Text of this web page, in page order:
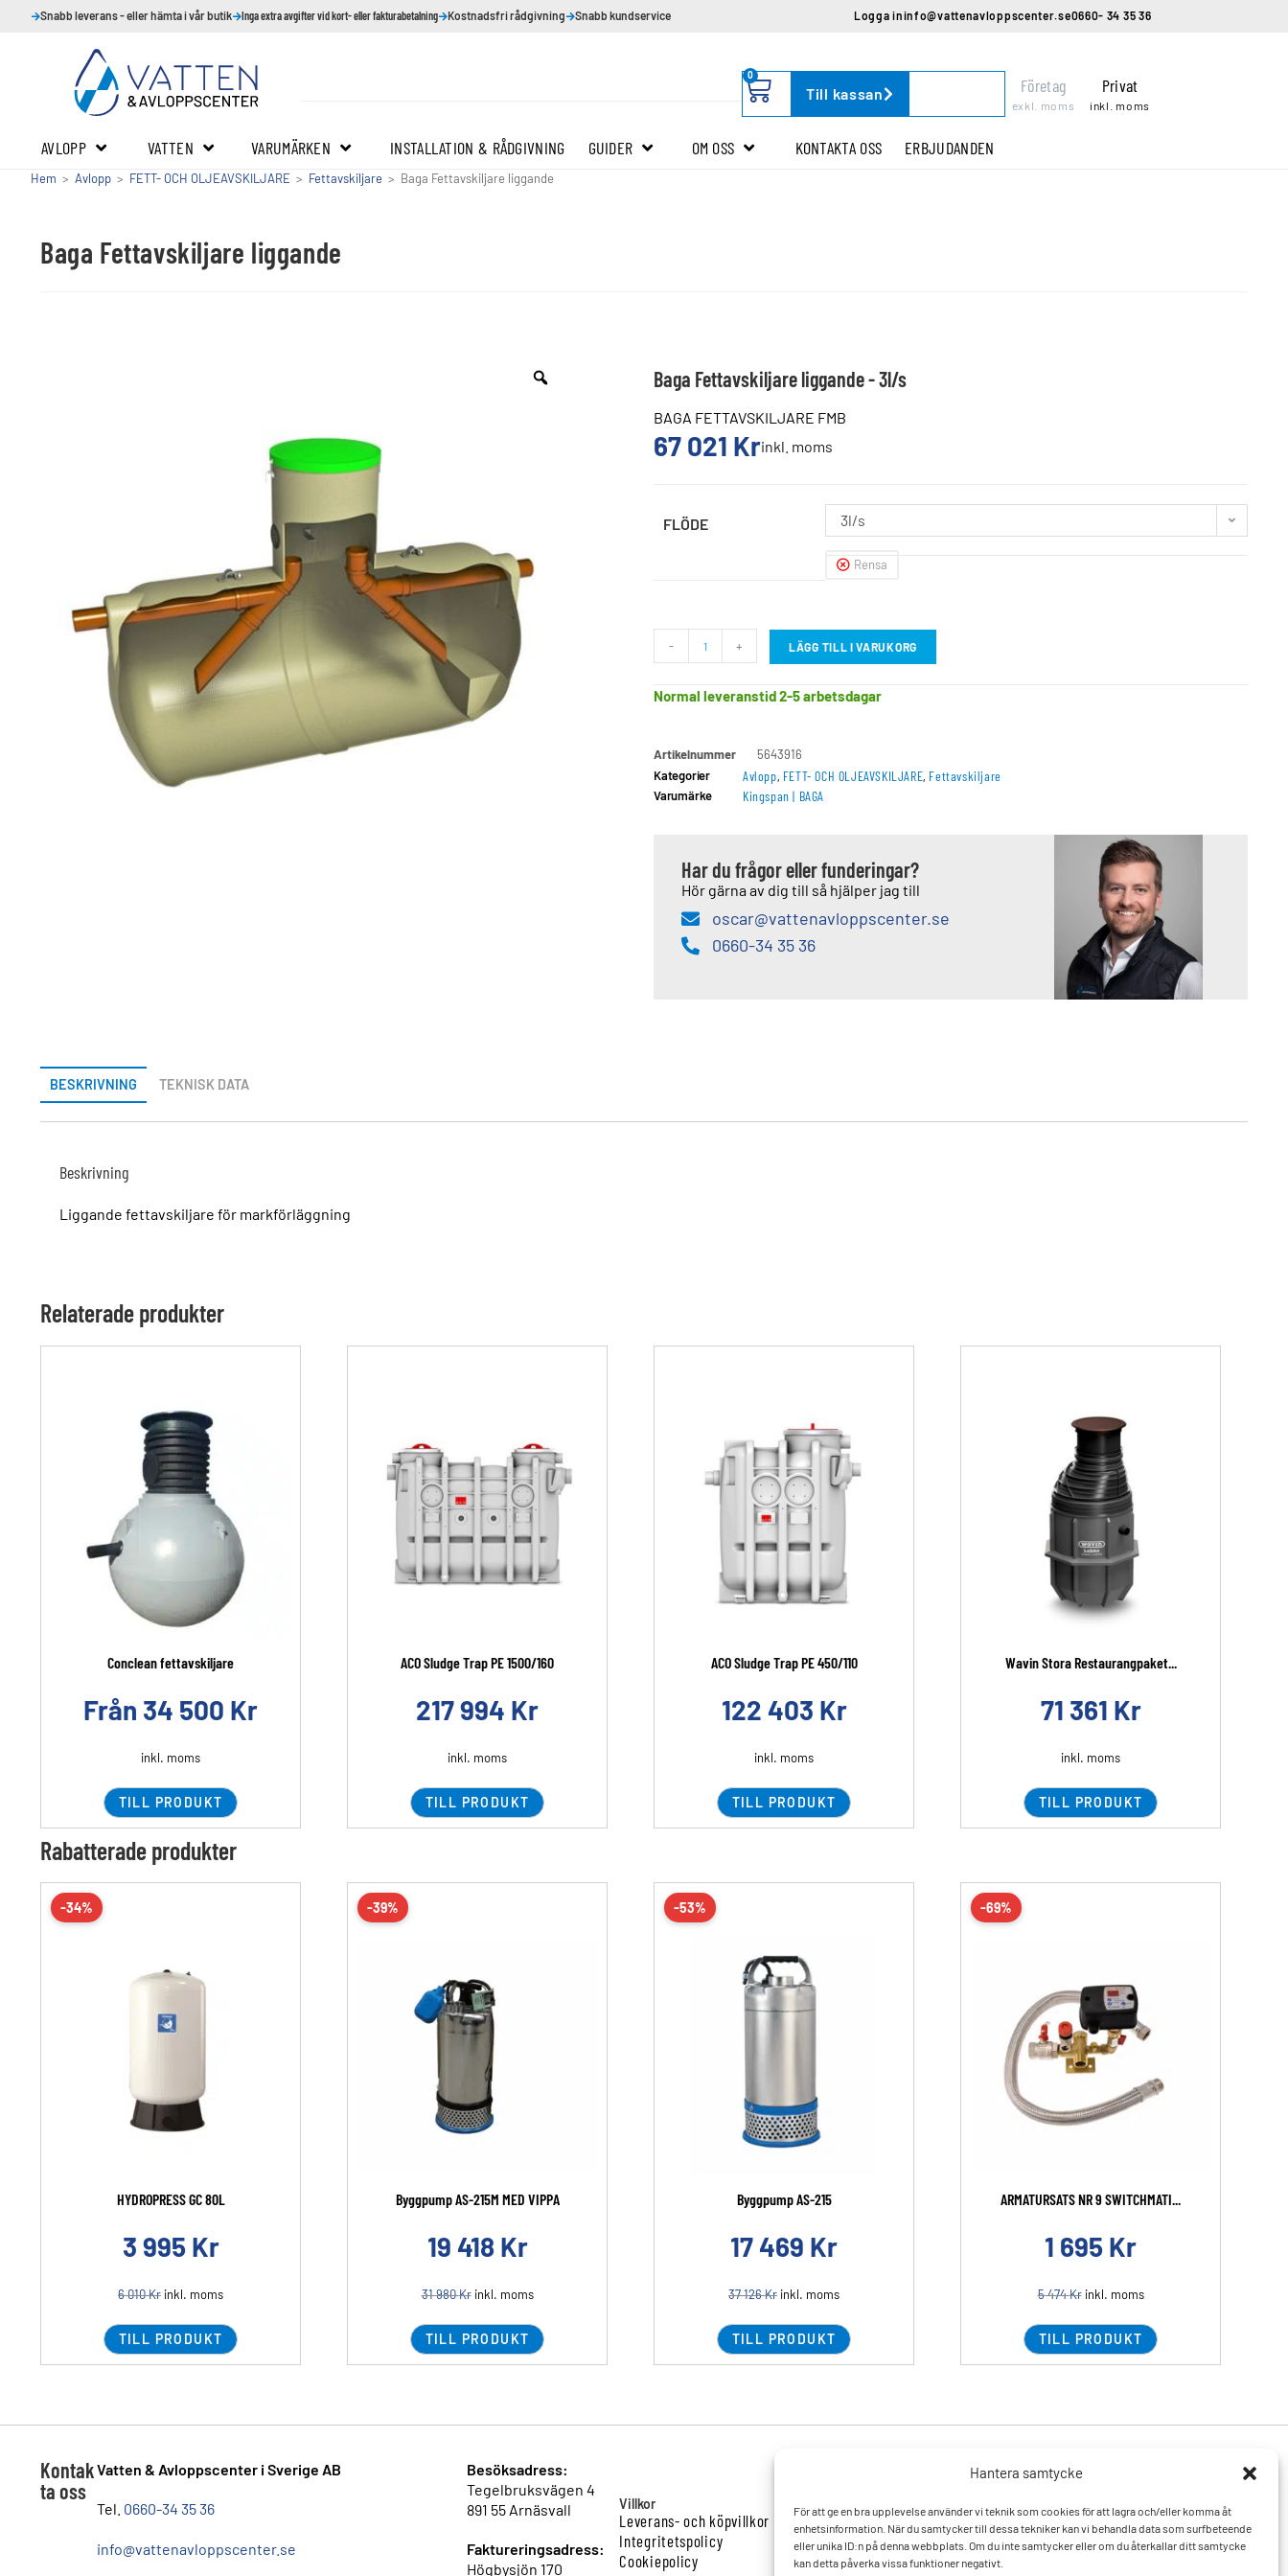
Hantera samtycke
För att ge en bra upplevelse använder vi teknik som cookies för att lagra och/eller komma åt
enhetsinformation. När du samtycker till dessa tekniker kan vi behandla data som surfbeteende
eller unika ID:n på denna webbplats. Om du inte samtycker eller om du återkallar ditt samtycke
kan detta påverka vissa funktioner negativt.
Snabb leverans - eller hämta i vår butik Inga extra avgifter vid kort- eller fakturabetalning Kostnadsfri rådgivning Snabb kundservice Logga ininfo@vattenavloppscenter.se0660- 34 35 36
0
Till kassan Företag
exkl. moms
Privat
inkl. moms
AVLOPP VATTEN VARUMÄRKEN INSTALLATION & RÅDGIVNING GUIDER OM OSS KONTAKTA OSS ERBJUDANDEN
Hem > Avlopp > FETT- OCH OLJEAVSKILJARE > Fettavskiljare > Baga Fettavskiljare liggande
Baga Fettavskiljare liggande
Baga Fettavskiljare liggande - 3l/s
BAGA FETTAVSKILJARE FMB
67 021 Krinkl. moms
FLÖDE 3l/s
Rensa
- + LÄGG TILL I VARUKORG
Normal leveranstid 2-5 arbetsdagar
Artikelnummer
5643916
Kategorier
Avlopp, FETT- OCH OLJEAVSKILJARE, Fettavskiljare
Varumärke Kingspan | BAGA
Har du frågor eller funderingar?
Hör gärna av dig till så hjälper jag till
oscar@vattenavloppscenter.se
0660-34 35 36
BESKRIVNING TEKNISK DATA
Beskrivning
Liggande fettavskiljare för markförläggning
Relaterade produkter
Conclean fettavskiljare
Från 34 500 Kr
inkl. moms
TILL PRODUKT
ACO Sludge Trap PE 1500/160
217 994 Kr
inkl. moms
TILL PRODUKT
ACO Sludge Trap PE 450/110
122 403 Kr
inkl. moms
TILL PRODUKT
Wavin Stora Restaurangpaket...
71 361 Kr
inkl. moms
TILL PRODUKT
Rabatterade produkter
-34%
HYDROPRESS GC 80L
3 995 Kr
6 010Kr inkl. moms
TILL PRODUKT
-39%
Byggpump AS-215M MED VIPPA
19 418 Kr
31 980Krinkl. moms
TILL PRODUKT
-53%
Byggpump AS-215
17 469 Kr
37 126Kr inkl. moms
TILL PRODUKT
-69%
ARMATURSATS NR 9 SWITCHMATI...
1 695 Kr
5 474Krinkl. moms
TILL PRODUKT
Kontak
ta oss
Vatten & Avloppscenter i Sverige AB
Tel. 0660-34 35 36
info@vattenavloppscenter.se
Besöksadress:
Tegelbruksvägen 4
891 55 Arnäsvall
Faktureringsadress:
Högbysjön 170
Villkor
Leverans- och köpvillkor
Integritetspolicy
Cookiepolicy
Produkter
Varumärken
Mitt konto
Resurser
Vanliga frågor och svar
Kontakta oss
Hitta till oss